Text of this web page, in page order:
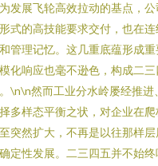
发展飞轮高效拉动的基点，
式的高技能要求交付，也在
管理记忆。这几重底蕴形成
化响应也毫不逊色，构成二
\n\n然而工业分水岭屡经推
多样态平衡之状，对企业在
突然扩大，不再是以往那样
定性发展。二三四五并不始